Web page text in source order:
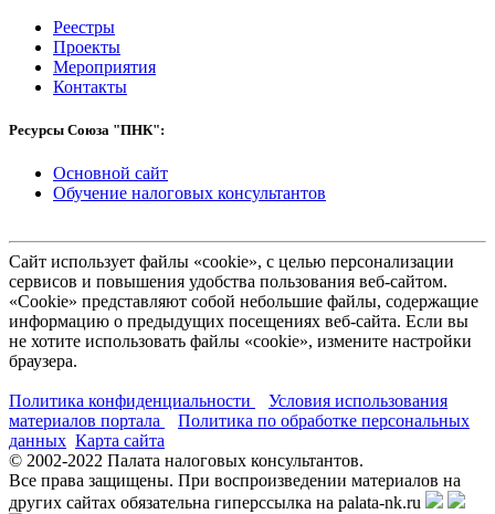
Реестры
Проекты
Мероприятия
Контакты
Ресурсы Союза "ПНК":
Основной сайт
Обучение налоговых консультантов
Сайт использует файлы «cookie», с целью персонализации
сервисов и повышения удобства пользования веб-сайтом.
«Cookie» представляют собой небольшие файлы, содержащие
информацию о предыдущих посещениях веб-сайта. Если вы
не хотите использовать файлы «cookie», измените настройки
браузера.
Политика конфиденциальности
Условия использования
материалов портала
Политика по обработке персональных
данных Карта сайта
© 2002-2022 Палата налоговых консультантов.
Все права защищены. При воспроизведении материалов на
других сайтах обязательна гиперссылка на palata-nk.ru